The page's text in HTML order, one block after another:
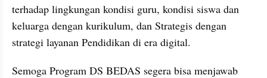
terhadap lingkungan kondisi guru, kondisi siswa dan
keluarga dengan kurikulum, dan Strategis dengan
strategi layanan Pendidikan di era digital.
Semoga Program DS BEDAS segera bisa menjawab